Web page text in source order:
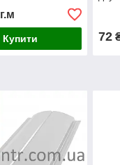
штахетник
Купити 72